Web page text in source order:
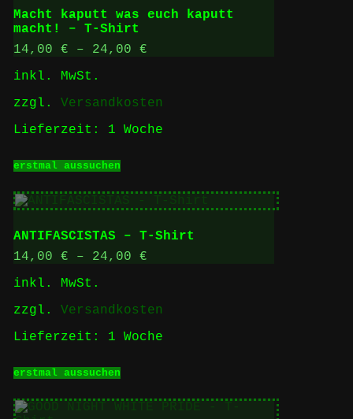
Optionen
können
auf
werden
Macht kaputt was euch kaputt
macht! – T-Shirt
14,00 € – 24,00 €
inkl. MwSt.
zzgl. Versandkosten
Lieferzeit: 1 Woche
erstmal aussuchenProdukt
mehrere
Varianten
Die
Optionen
Produktseite
werden
ANTIFASCISTAS – T-Shirt
14,00 € – 24,00 €
inkl. MwSt.
zzgl. Versandkosten
Lieferzeit: 1 Woche
erstmal aussuchenProdukt
mehrere